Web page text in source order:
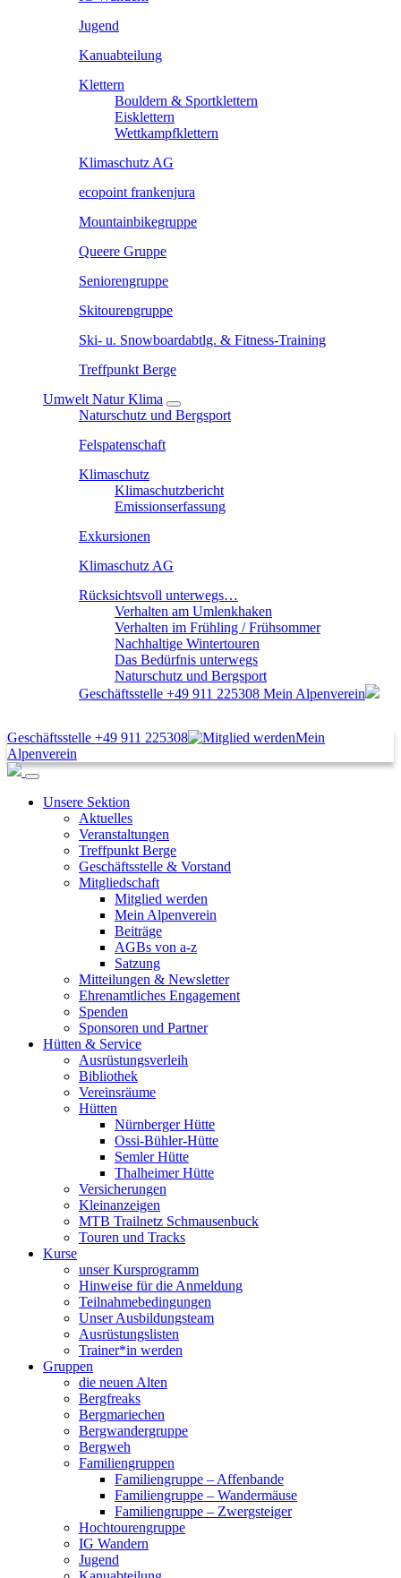
Jugend
Kanuabteilung
Klettern
Bouldern & Sportklettern
Eisklettern
Wettkampfklettern
Klimaschutz AG
ecopoint frankenjura
Mountainbikegruppe
Queere Gruppe
Seniorengruppe
Skitourengruppe
Ski- u. Snowboardabtlg. & Fitness-Training
Treffpunkt Berge
Umwelt Natur Klima
Naturschutz und Bergsport
Felspatenschaft
Klimaschutz
Klimaschutzbericht
Emissionserfassung
Exkursionen
Klimaschutz AG
Rücksichtsvoll unterwegs…
Verhalten am Umlenkhaken
Verhalten im Frühling / Frühsommer
Nachhaltige Wintertouren
Das Bedürfnis unterwegs
Naturschutz und Bergsport
Geschäftsstelle +49 911 225308 Mein Alpenverein
Geschäftsstelle +49 911 225308
Mein
Alpenverein
Unsere Sektion
Aktuelles
Veranstaltungen
Treffpunkt Berge
Geschäftsstelle & Vorstand
Mitgliedschaft
Mitglied werden
Mein Alpenverein
Beiträge
AGBs von a-z
Satzung
Mitteilungen & Newsletter
Ehrenamtliches Engagement
Spenden
Sponsoren und Partner
Hütten & Service
Ausrüstungsverleih
Bibliothek
Vereinsräume
Hütten
Nürnberger Hütte
Ossi-Bühler-Hütte
Semler Hütte
Thalheimer Hütte
Versicherungen
Kleinanzeigen
MTB Trailnetz Schmausenbuck
Touren und Tracks
Kurse
unser Kursprogramm
Hinweise für die Anmeldung
Teilnahmebedingungen
Unser Ausbildungsteam
Ausrüstungslisten
Trainer*in werden
Gruppen
die neuen Alten
Bergfreaks
Bergmariechen
Bergwandergruppe
Bergweh
Familiengruppen
Familiengruppe – Affenbande
Familiengruppe – Wandermäuse
Familiengruppe – Zwergsteiger
Hochtourengruppe
IG Wandern
Jugend